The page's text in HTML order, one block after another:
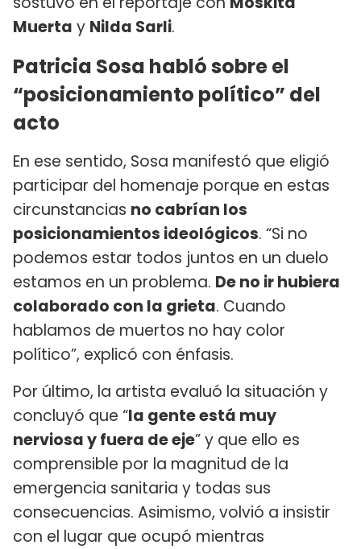
Muerta y Nilda Sarli.
Patricia Sosa habló sobre el
“posicionamiento político” del
acto
En ese sentido, Sosa manifestó que eligió
participar del homenaje porque en estas
circunstancias no cabrían los
posicionamientos ideológicos. “Si no
podemos estar todos juntos en un duelo
estamos en un problema. De no ir hubiera
colaborado con la grieta. Cuando
hablamos de muertos no hay color
político”, explicó con énfasis.
Por último, la artista evaluó la situación y
concluyó que “la gente está muy
nerviosa y fuera de eje” y que ello es
comprensible por la magnitud de la
emergencia sanitaria y todas sus
consecuencias. Asimismo, volvió a insistir
con el lugar que ocupó mientras